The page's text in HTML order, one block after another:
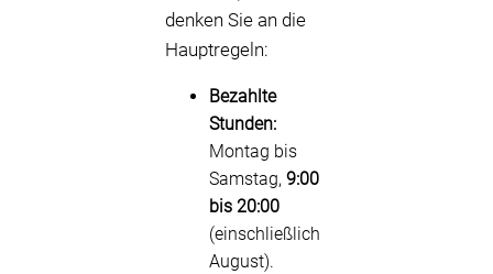
denken Sie an die
Hauptregeln:
Bezahlte
Stunden:
Montag bis
Samstag, 9:00
bis 20:00
(einschließlich
August).